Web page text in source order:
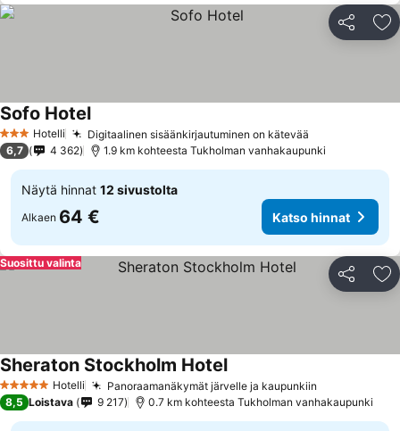
Jaa
3 Tähtiluokitus
Hotelli Digitaalinen sisäänkirjautuminen on kätevää
Sofo Hotel
6,7 4 362 1.9 km kohteesta Tukholman vanhakaupunki
Näytä hinnat 12 sivustolta
Alkaen 64 € Katso hinnat
Jaa
Suosittu valinta
5 Tähtiluokitus
Hotelli Panoraamanäkymät järvelle ja kaupunkiin
Sheraton Stockholm Hotel
8,5 Loistava 9 217 0.7 km kohteesta Tukholman vanhakaupunki